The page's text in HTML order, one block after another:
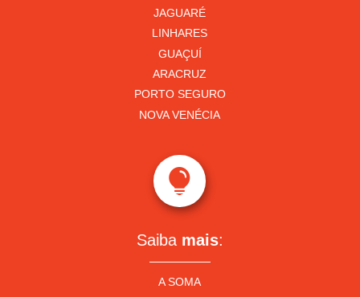
JAGUARÉ
LINHARES
GUAÇUÍ
ARACRUZ
PORTO SEGURO
NOVA VENÉCIA

Saiba mais:
A SOMA